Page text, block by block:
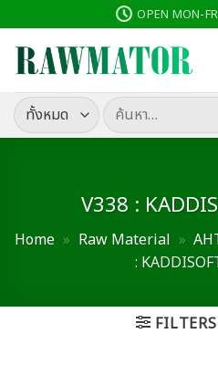
ไป
เนื้อหา
OPEN MON-
ค้นหา:
V338 :
Home » Raw Material »
: